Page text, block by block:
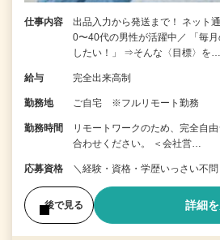
仕事内容
出品入力から発送まで！ ネット
0〜40代の男性が活躍中／ 「毎月
したい！」 ⇒そんな〈目標〉を…
給与 完全出来高制
勤務地 ご自宅 ※フルリモート勤務
勤務時間
リモートワークのため、完全自
合わせください。 ＜会社営…
応募資格 ＼経験・資格・学歴いっさい不問
後で見る 詳細